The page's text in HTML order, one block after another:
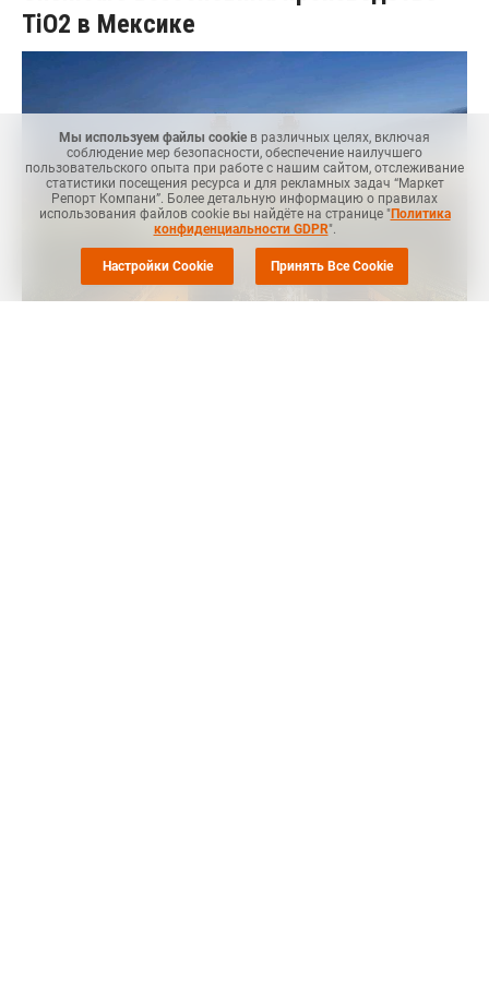
TiO2 в Мексике
Мы используем файлы cookie в различных целях, включая
соблюдение мер безопасности, обеспечение наилучшего
пользовательского опыта при работе с нашим сайтом, отслеживание
статистики посещения ресурса и для рекламных задач “Маркет
Репорт Компани”. Более детальную информацию о правилах
использования файлов cookie вы найдёте на странице "Политика
конфиденциальности GDPR".
Настройки Cookie Принять Все Cookie